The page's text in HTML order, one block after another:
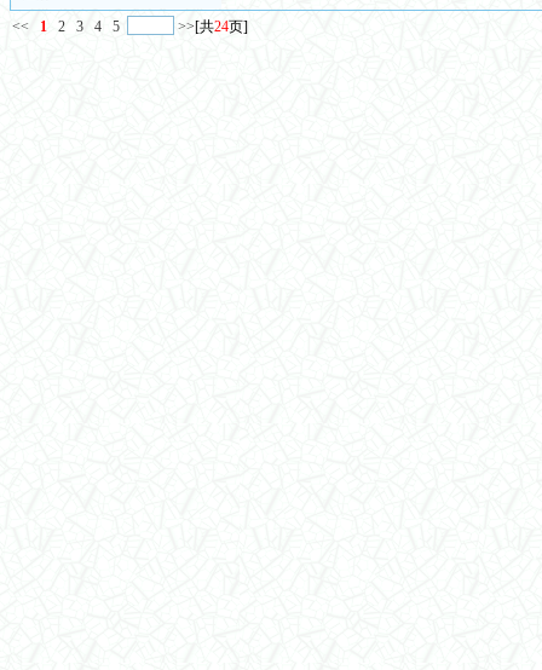
<< 1 2 3 4 5 >>[共24页]